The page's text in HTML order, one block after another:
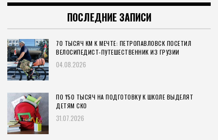
ПОСЛЕДНИЕ ЗАПИСИ
70 ТЫСЯЧ КМ К МЕЧТЕ: ПЕТРОПАВЛОВСК ПОСЕТИЛ
ВЕЛОСИПЕДИСТ-ПУТЕШЕСТВЕННИК ИЗ ГРУЗИИ
04.08.2026
ПО ₸50 ТЫСЯЧ НА ПОДГОТОВКУ К ШКОЛЕ ВЫДЕЛЯТ
ДЕТЯМ СКО
31.07.2026